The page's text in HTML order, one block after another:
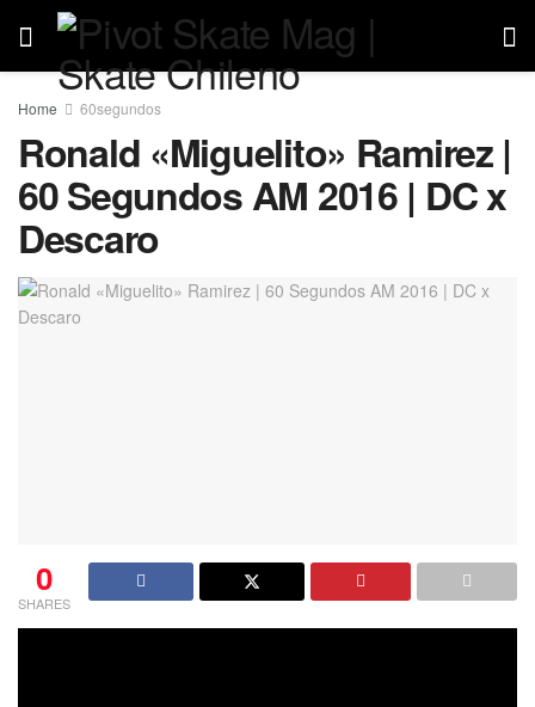
Home 60segundos
Ronald «Miguelito» Ramirez |
60 Segundos AM 2016 | DC x
Descaro
0
SHARES